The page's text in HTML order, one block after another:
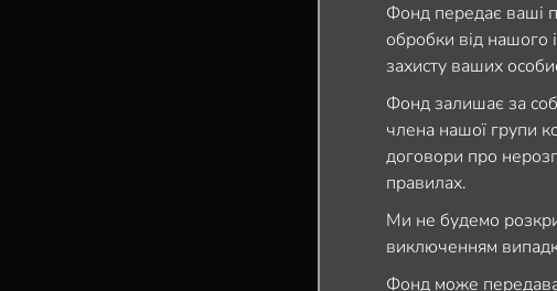
Фонд передає ваші
обробки від нашого
захисту ваших
Фонд залишає за
члена нашої групи
договори про
правилах.
Ми не будемо
виключенням
Фонд може